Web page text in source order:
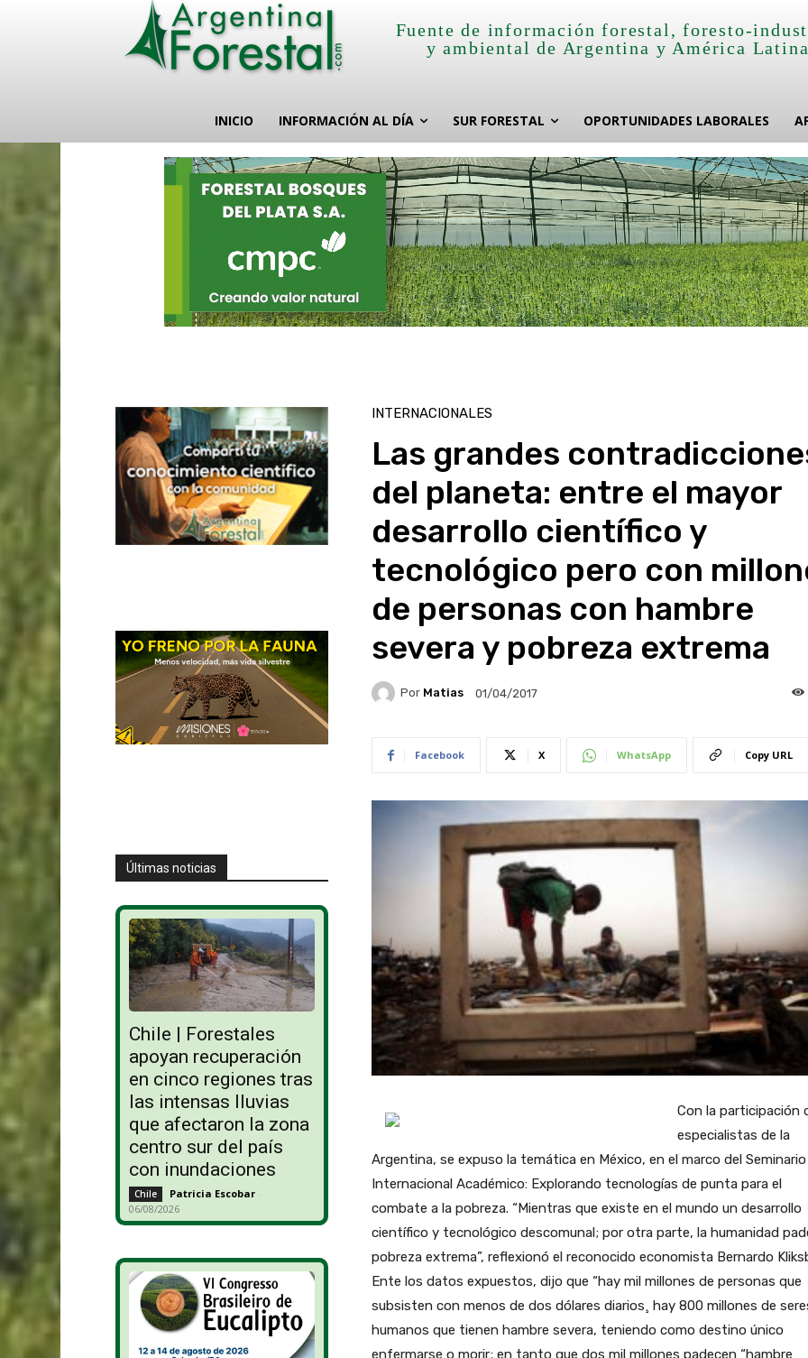
Fuente de información forestal, foresto-
y ambiental de Argentina y América
INICIO INFORMACIÓN AL DÍA SUR FORESTAL OPORTUNIDADES LABORALES
Últimas noticias
Chile | Forestales
apoyan recuperación
en cinco regiones tras
las intensas lluvias
que afectaron la zona
centro sur del país
con inundaciones
Chile Patricia Escobar -
06/08/2026
INTERNACIONALES
Las grandes
del planeta: entre el mayor
desarrollo científico y
tecnológico pero con
de personas con hambre
severa y pobreza extrema
Por Matias 01/04/2017
Facebook X WhatsApp Copy URL
Con la participación
especialistas de la
Argentina, se expuso la temática en México, en el marco del Seminario
Internacional Académico: Explorando tecnologías de punta para el
combate a la pobreza. “Mientras que existe en el mundo un desarrollo
científico y tecnológico descomunal; por otra parte, la humanidad
pobreza extrema”, reflexionó el reconocido economista Bernardo
Ente los datos expuestos, dijo que “hay mil millones de personas que
subsisten con menos de dos dólares diarios¸ hay 800 millones de
humanos que tienen hambre severa, teniendo como destino único
enfermarse o morir; en tanto que dos mil millones padecen “hambre